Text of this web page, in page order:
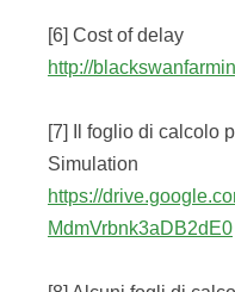
[6] Cost of delay
http://
[7] Il foglio di calcolo
Simulation
https://
MdmVrbnk3aDB2dE0